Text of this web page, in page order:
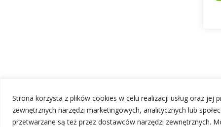
Strona korzysta z plików cookies w celu realizacji usług oraz jej
zewnętrznych narzędzi marketingowych, analitycznych lub
przetwarzane są też przez dostawców narzędzi zewnętrznych.